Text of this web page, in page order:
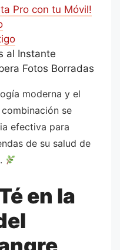
Pro con tu Móvil!
al Instante
Fotos Borradas
moderna y el
se
efectiva para
de su salud de
en la